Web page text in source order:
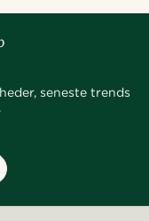
seneste trends